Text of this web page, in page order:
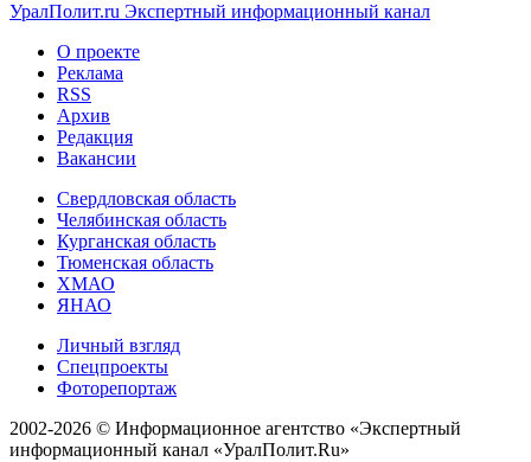
УралПолит.ru Экспертный информационный канал
О проекте
Реклама
RSS
Архив
Редакция
Вакансии
Свердловская область
Челябинская область
Курганская область
Тюменская область
ХМАО
ЯНАО
Личный взгляд
Спецпроекты
Фоторепортаж
2002-2026 © Информационное агентство «Экспертный
информационный канал «УралПолит.Ru»